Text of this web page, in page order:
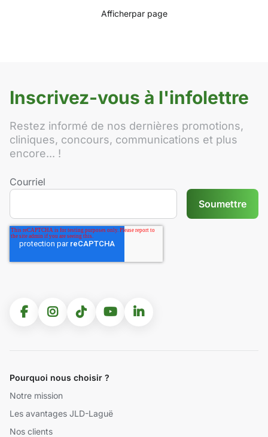
Afficherpar page
Inscrivez-vous à l'infolettre
Restez informé de nos dernières promotions,
cliniques, concours, communications et plus
encore... !
Courriel
Pourquoi nous choisir ?
Notre mission
Les avantages JLD-Laguë
Nos clients